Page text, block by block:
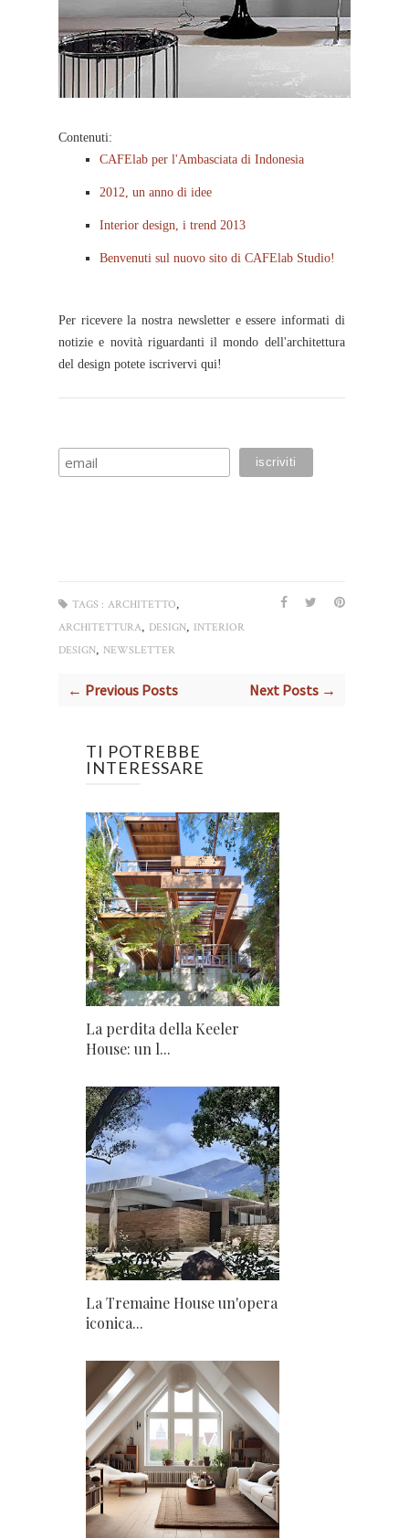
Contenuti:
CAFElab per l'Ambasciata di Indonesia
2012, un anno di idee
Interior design, i trend 2013
Benvenuti sul nuovo sito di CAFElab Studio!
Per ricevere la nostra newsletter e essere informati di
notizie e novità riguardanti il mondo dell'architettura
del design potete iscrivervi qui!
TAGS : ARCHITETTO,
ARCHITETTURA, DESIGN, INTERIOR
DESIGN, NEWSLETTER
← Previous Posts Next Posts →
TI POTREBBE
INTERESSARE
La perdita della Keeler
House: un l...
La Tremaine House un'opera
iconica...